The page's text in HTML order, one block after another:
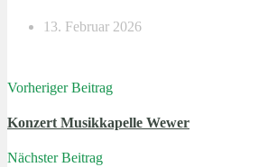
13. Februar 2026
Vorheriger Beitrag
Konzert Musikkapelle Wewer
Nächster Beitrag